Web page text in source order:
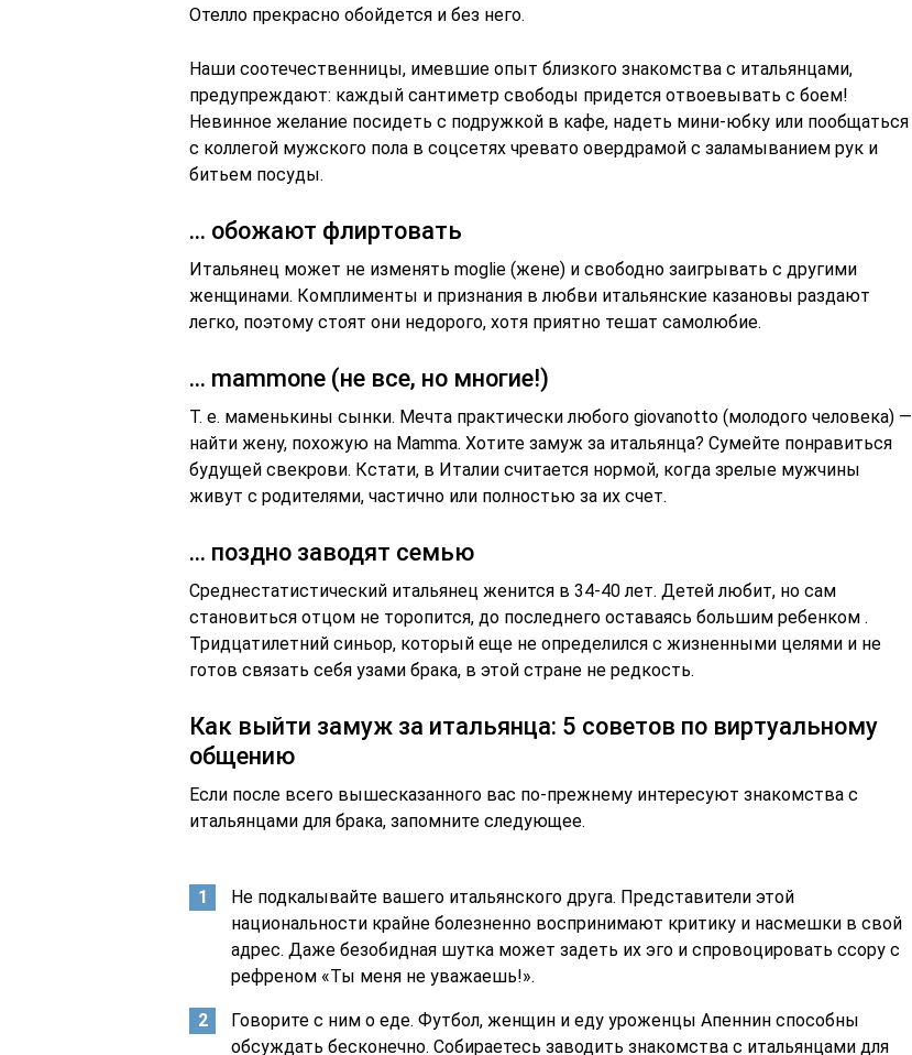
Отелло прекрасно обойдется и без него.
Наши соотечественницы, имевшие опыт близкого знакомства с итальянцами,
предупреждают: каждый сантиметр свободы придется отвоевывать с боем!
Невинное желание посидеть с подружкой в кафе, надеть мини-юбку или пообщаться
с коллегой мужского пола в соцсетях чревато овердрамой с заламыванием рук и
битьем посуды.
… обожают флиртовать
Итальянец может не изменять moglie (жене) и свободно заигрывать с другими
женщинами. Комплименты и признания в любви итальянские казановы раздают
легко, поэтому стоят они недорого, хотя приятно тешат самолюбие.
… mammone (не все, но многие!)
Т. е. маменькины сынки. Мечта практически любого giovanotto (молодого человека) —
найти жену, похожую на Mamma. Хотите замуж за итальянца? Сумейте понравиться
будущей свекрови. Кстати, в Италии считается нормой, когда зрелые мужчины
живут с родителями, частично или полностью за их счет.
… поздно заводят семью
Среднестатистический итальянец женится в 34-40 лет. Детей любит, но сам
становиться отцом не торопится, до последнего оставаясь большим ребенком .
Тридцатилетний синьор, который еще не определился с жизненными целями и не
готов связать себя узами брака, в этой стране не редкость.
Как выйти замуж за итальянца: 5 советов по виртуальному
общению
Если после всего вышесказанного вас по-прежнему интересуют знакомства с
итальянцами для брака, запомните следующее.
Не подкалывайте вашего итальянского друга. Представители этой
национальности крайне болезненно воспринимают критику и насмешки в свой
адрес. Даже безобидная шутка может задеть их эго и спровоцировать ссору с
рефреном «Ты меня не уважаешь!».
Говорите с ним о еде. Футбол, женщин и еду уроженцы Апеннин способны
обсуждать бесконечно. Собираетесь заводить знакомства с итальянцами для